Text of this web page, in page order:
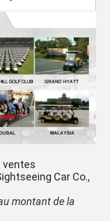
ventes
Car Co.,
montant de la